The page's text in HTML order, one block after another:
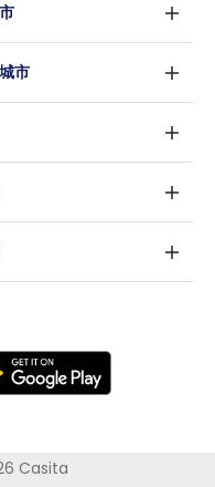
市
Casita